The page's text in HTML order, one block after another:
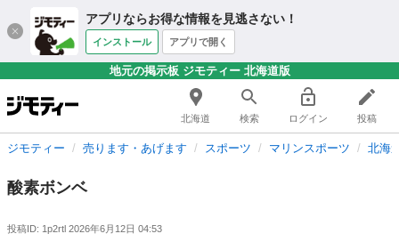
アプリならお得な情報を見逃さない！
インストール アプリで開く
地元の掲示板 ジモティー 北海道版
北海道 検索 ログイン 投稿
ジモティー 売ります・あげます スポーツ マリンスポーツ 北海
酸素ボンベ
投稿ID: 1p2rtl 2026年6月12日 04:53